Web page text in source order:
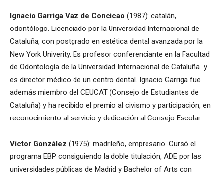
Ignacio Garriga Vaz de Concicao (1987): catalán,
odontólogo. Licenciado por la Universidad Internacional de
Cataluña, con postgrado en estética dental avanzada por la
New York Univerity. Es profesor conferenciante en la Facultad
de Odontología de la Universidad Internacional de Cataluña y
es director médico de un centro dental. Ignacio Garriga fue
además miembro del CEUCAT (Consejo de Estudiantes de
Cataluña) y ha recibido el premio al civismo y participación, en
reconocimiento al servicio y dedicación al Consejo Escolar.
Víctor González (1975): madrileño, empresario. Cursó el
programa EBP consiguiendo la doble titulación, ADE por las
universidades públicas de Madrid y Bachelor of Arts con